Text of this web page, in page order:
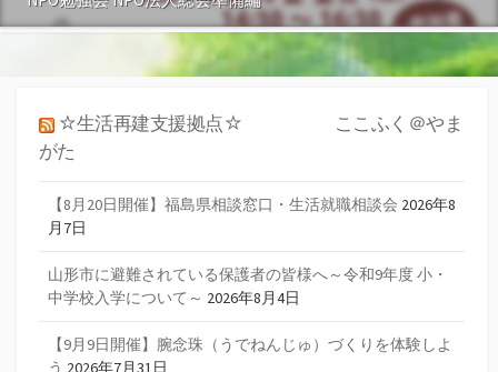
☆生活再建支援拠点☆ ここふく＠やま
がた
【8月20日開催】福島県相談窓口・生活就職相談会 2026年8
月7日
山形市に避難されている保護者の皆様へ～令和9年度 小・
中学校入学について～ 2026年8月4日
【9月9日開催】腕念珠（うでねんじゅ）づくりを体験しよ
う 2026年7月31日